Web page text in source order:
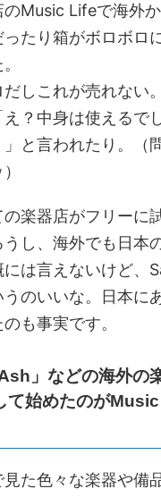
Music Lifeで海外
たり箱がボロボロ
だしこれが売れない
？中身は使えるで
と言われたり。（
楽器店がフリーに
し、海外でも日本
には言えないけど、
うのいいな。日本に
も事実です。
Ash」などの海外の
て始めたのが
見た色々な楽器や備